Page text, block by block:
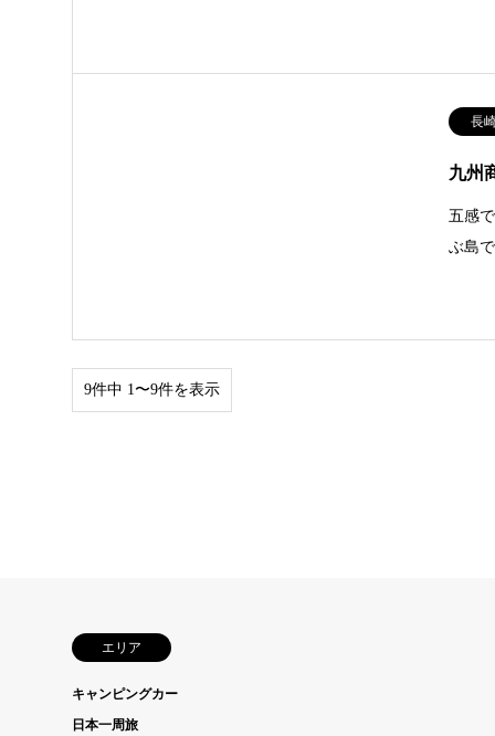
長
九州
五感
ぶ島
9件中 1〜9件を表示
エリア
キャンピングカー
日本一周旅